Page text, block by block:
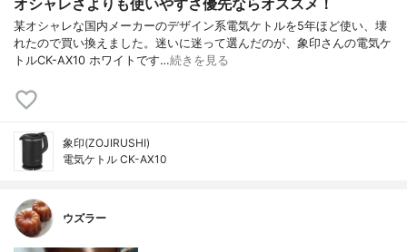
オシャレさよりも使いやすさ優先ならオススメ！
某オシャレな国内メーカーのデザイン系電気ケトルを5年ほど使い、壊
れたので買い換えました。迷いに迷って選んだのが、象印さんの電気ケ
トルCK-AX10 ホワイトです…続きを見る
象印(ZOJIRUSHI)
電気ケトル CK-AX10
ウズラー